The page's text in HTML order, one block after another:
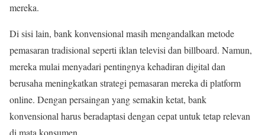
mereka.
Di sisi lain, bank konvensional masih mengandalkan metode
pemasaran tradisional seperti iklan televisi dan billboard. Namun,
mereka mulai menyadari pentingnya kehadiran digital dan
berusaha meningkatkan strategi pemasaran mereka di platform
online. Dengan persaingan yang semakin ketat, bank
konvensional harus beradaptasi dengan cepat untuk tetap relevan
di mata konsumen.